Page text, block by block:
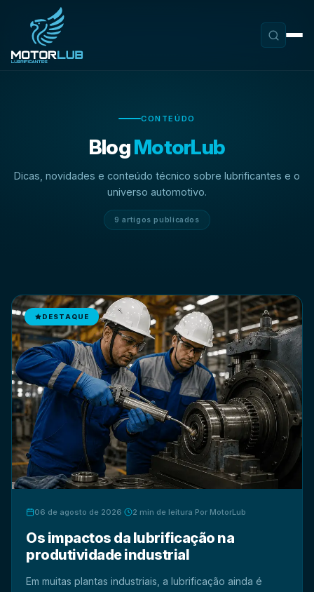
CONTEÚDO
BlogMotorLub
Dicas, novidades e conteúdo técnico sobre lubrificantes e o
universo automotivo.
9 artigos publicados
DESTAQUE
06 de agosto de 2026 2 min de leitura Por MotorLub
Os impactos da lubrificação na
produtividade industrial
Em muitas plantas industriais, a lubrificação ainda é